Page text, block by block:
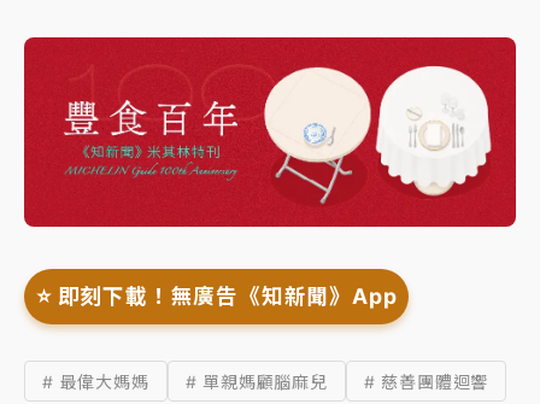
⭐️ 即刻下載！無廣告《知新聞》App
# 最偉大媽媽 # 單親媽顧腦麻兒 # 慈善團體迴響